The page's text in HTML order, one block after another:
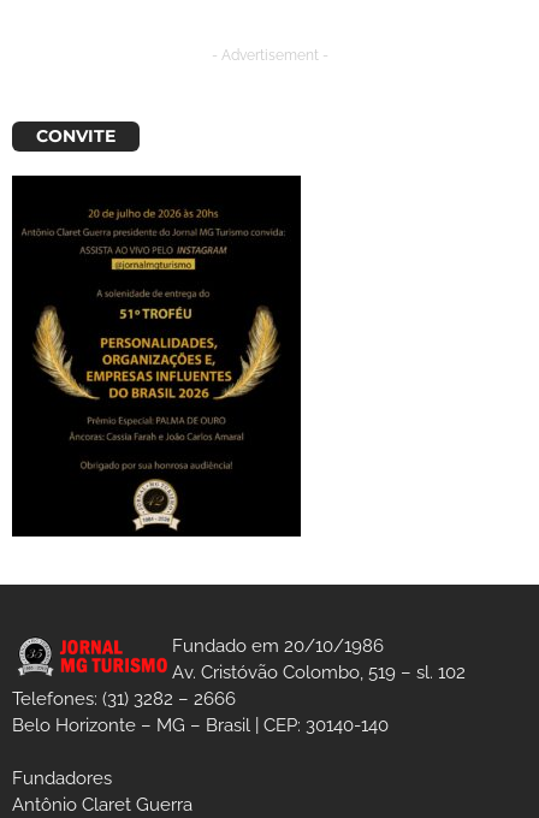
- Advertisement -
CONVITE
Fundado em 20/10/1986
Av. Cristóvão Colombo, 519 – sl. 102
Telefones: (31) 3282 – 2666
Belo Horizonte – MG – Brasil | CEP: 30140-140
Fundadores
Antônio Claret Guerra